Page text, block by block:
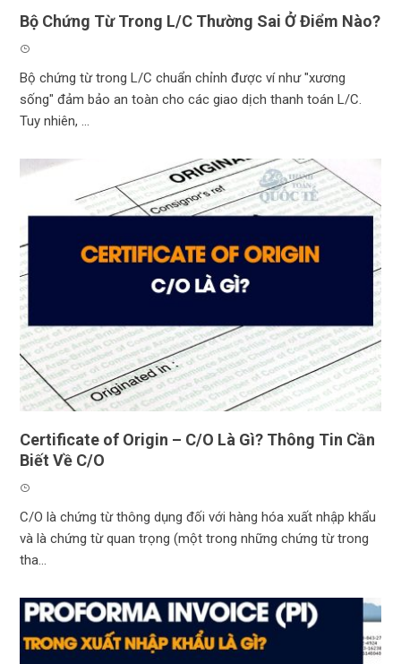
Bộ Chứng Từ Trong L/C Thường Sai Ở Điểm Nào?
Bộ chứng từ trong L/C chuẩn chỉnh được ví như "xương
sống" đảm bảo an toàn cho các giao dịch thanh toán L/C.
Tuy nhiên, ...
Certificate of Origin – C/O Là Gì? Thông Tin Cần
Biết Về C/O
C/O là chứng từ thông dụng đối với hàng hóa xuất nhập khẩu
và là chứng từ quan trọng (một trong những chứng từ trong
tha...